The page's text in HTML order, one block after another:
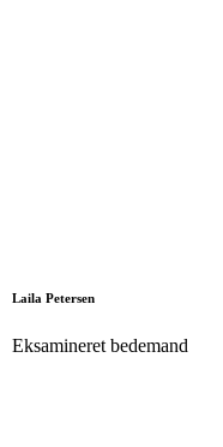
Laila Petersen
Eksamineret bedemand